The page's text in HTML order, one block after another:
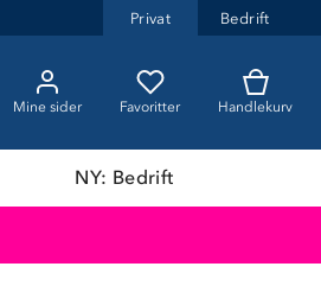
Privat Bedrift
Mine sider Favoritter Handlekurv
NY: Bedrift